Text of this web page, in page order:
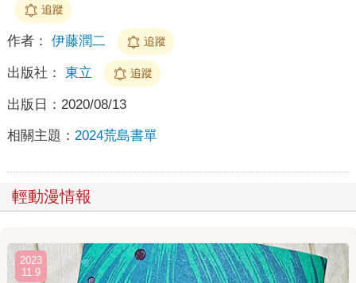
追蹤
作者： 伊藤潤二 追蹤
出版社： 東立 追蹤
出版日： 2020/08/13
相關主題： 2024荒島書單
輕動漫情報
2023
11.9